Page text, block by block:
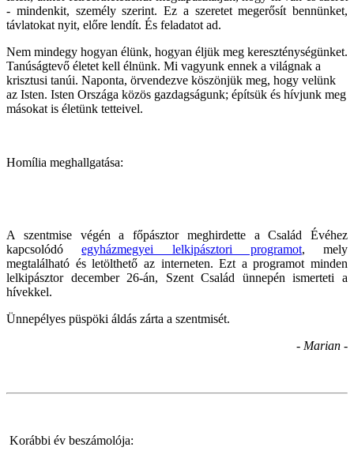
- mindenkit, személy szerint. Ez a szeretet megerősít bennünket,
távlatokat nyit, előre lendít. És feladatot ad.
Nem mindegy hogyan élünk, hogyan éljük meg kereszténységünket.
Tanúságtevő életet kell élnünk. Mi vagyunk ennek a világnak a
krisztusi tanúi. Naponta, örvendezve köszönjük meg, hogy velünk
az Isten. Isten Országa közös gazdagságunk; építsük és hívjunk meg
másokat is életünk tetteivel.
Homília meghallgatása:
A szentmise végén a főpásztor meghirdette a Család Évéhez
kapcsolódóegyházmegyei lelkipásztori programot, mely
megtalálható és letölthető az interneten. Ezt a programot minden
lelkipásztor december 26-án, Szent Család ünnepén ismerteti a
hívekkel.
Ünnepélyes püspöki áldás zárta a szentmisét.
- Marian -
Korábbi év beszámolója: